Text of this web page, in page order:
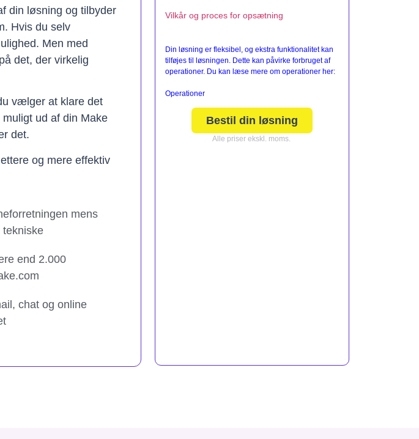
din løsning og tilbyder
Hvis du selv
Men med
det, der virkelig
vælger at klare det
ud af din Make
det.
og mere effektiv
mens
tekniske​
end 2.000
chat og online
Vilkår og proces for opsætning
Din løsning er fleksibel, og ekstra funktionalitet kan
tilføjes til løsningen. Dette kan påvirke forbruget af
operationer. Du kan læse mere om operationer her:
Operationer
Bestil din løsning
Alle priser ekskl. moms.